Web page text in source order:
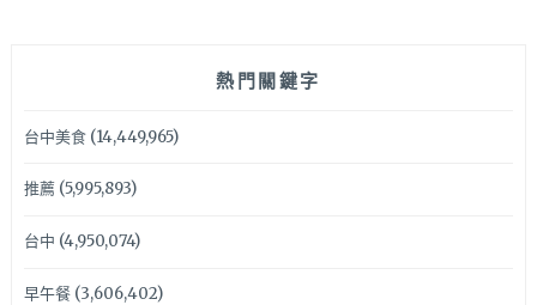
熱門關鍵字
台中美食(14,449,965)
推薦(5,995,893)
台中 (4,950,074)
早午餐(3,606,402)